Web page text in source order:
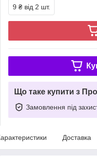
9 ₴ від 2 шт.
Що таке купити з
Замовлення під
Доставка